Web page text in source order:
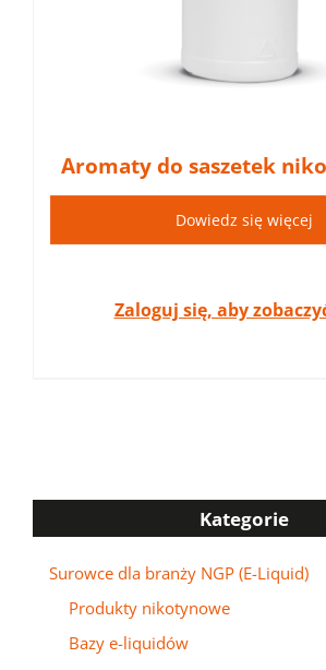
Aromaty do saszetek
Dowiedz się więcej
Zaloguj się, aby
Kategorie
Surowce dla branży NGP (E-Liquid)
Produkty nikotynowe
Bazy e-liquidów